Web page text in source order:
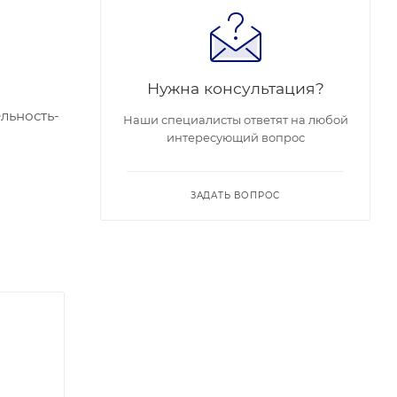
Нужна консультация?
Наши специалисты ответят на любой
интересующий вопрос
ЗАДАТЬ ВОПРОС